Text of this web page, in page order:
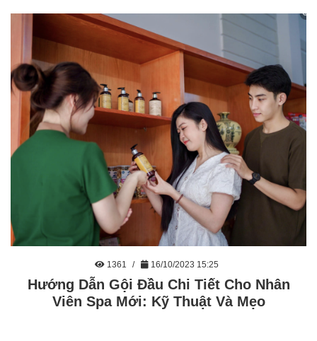
1361 16/10/2023 15:25
Hướng Dẫn Gội Đầu Chi Tiết Cho Nhân
Viên Spa Mới: Kỹ Thuật Và Mẹo